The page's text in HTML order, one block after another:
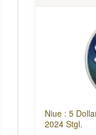
Niue : 5
2024 Stgl.